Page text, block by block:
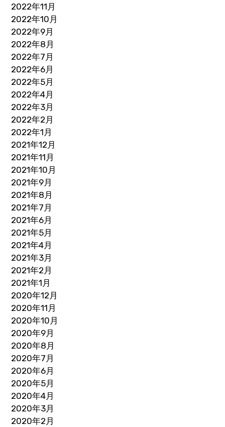
2022年11月
2022年10月
2022年9月
2022年8月
2022年7月
2022年6月
2022年5月
2022年4月
2022年3月
2022年2月
2022年1月
2021年12月
2021年11月
2021年10月
2021年9月
2021年8月
2021年7月
2021年6月
2021年5月
2021年4月
2021年3月
2021年2月
2021年1月
2020年12月
2020年11月
2020年10月
2020年9月
2020年8月
2020年7月
2020年6月
2020年5月
2020年4月
2020年3月
2020年2月